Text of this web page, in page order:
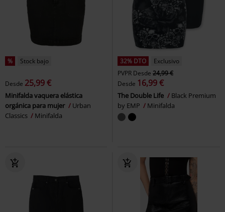
% Stock bajo
Desde 25,99 €
Minifalda vaquera elástica
orgánica para mujer
Urban
Classics
Minifalda
32% DTO
Exclusivo
PVPR Desde 24,99 €
Desde 16,99 €
The Double Life
Black Premium
by EMP
Minifalda